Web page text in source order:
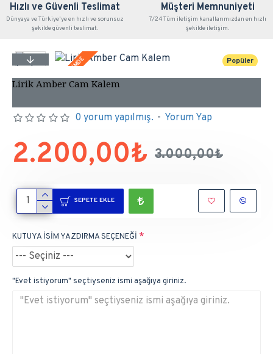
Hızlı ve Güvenli Teslimat
Dünyaya ve Türkiye'ye en hızlı ve sorunsuz
şekilde güvenli teslimat.
Müşteri Memnuniyeti
7/24 Tüm iletişim kanallarımızdan en hızlı
şekilde iletişim.
Popüler
İNDİRİMDE
Lirik Amber Cam Kalem
0 yorum yapılmış. - Yorum Yap
2.200,00₺ 3.000,00₺
KUTUYA İSİM YAZDIRMA SEÇENEĞİ
"Evet istiyorum" seçtiyseniz ismi aşağıya giriniz.
SEPETE EKLE